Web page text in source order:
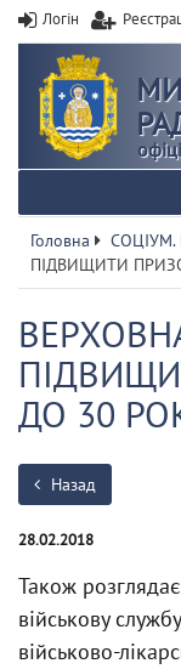
Логін
Головна СОЦІУМ.
ПІДВИЩИТИ
ДО 30
Назад
28.02.2018
Також
військову
військово-